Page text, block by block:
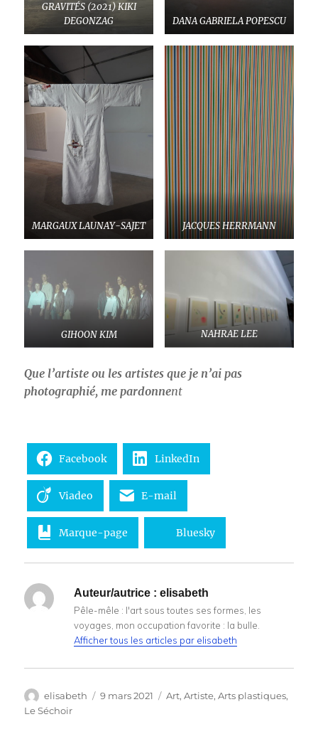
GRAVITÉS (2021) KIKI
DEGONZAG
DANA GABRIELA POPESCU
MARGAUX LAUNAY-SAJET JACQUES HERRMANN
GIHOON KIM NAHRAE LEE
Que l’artiste ou les artistes que je n’ai pas
photographié, me pardonnent
Facebook LinkedIn
Viadeo E-mail
Marque-page Bluesky
Auteur/autrice : elisabeth
Pêle-mêle : l'art sous toutes ses formes, les
voyages, mon occupation favorite : la bulle.
Afficher tous les articles par elisabeth
Auteur
elisabeth
Publié
9 mars 2021 Catégories
Art,Artiste,Arts plastiques,
Le Séchoir